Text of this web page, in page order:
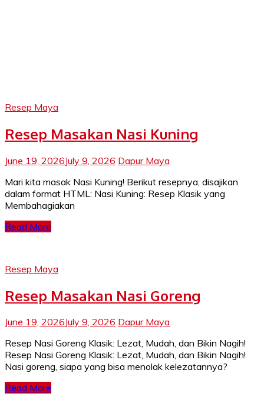
Resep Maya
Resep Masakan Nasi Kuning
June 19, 2026July 9, 2026 Dapur Maya
Mari kita masak Nasi Kuning! Berikut resepnya, disajikan
dalam format HTML: Nasi Kuning: Resep Klasik yang
Membahagiakan
Read More
Resep Maya
Resep Masakan Nasi Goreng
June 19, 2026July 9, 2026 Dapur Maya
Resep Nasi Goreng Klasik: Lezat, Mudah, dan Bikin Nagih!
Resep Nasi Goreng Klasik: Lezat, Mudah, dan Bikin Nagih!
Nasi goreng, siapa yang bisa menolak kelezatannya?
Read More